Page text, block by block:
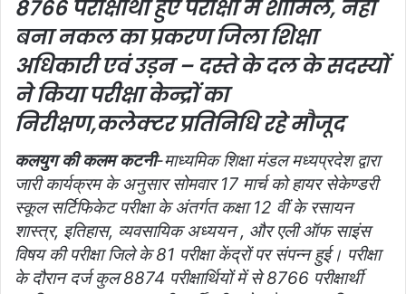
8766 परीक्षार्थी हुए परीक्षा में शामिल, नहीं
बना नकल का प्रकरणजिला शिक्षा
अधिकारी एवं उड़न – दस्ते के दल के सदस्यों
ने किया परीक्षा केन्द्रों का
निरीक्षण,कलेक्टर प्रतिनिधि रहे मौजूद
कलयुग की कलम कटनी-माध्यमिक शिक्षा मंडल मध्यप्रदेश द्वारा
जारी कार्यक्रम के अनुसार सोमवार 17 मार्च को हायर सेकेण्डरी
स्कूल सर्टिफिकेट परीक्षा के अंतर्गत कक्षा 12 वीं के रसायन
शास्त्र, इतिहास, व्यवसायिक अध्ययन , और एली ऑफ साइंस
विषय की परीक्षा जिले के 81 परीक्षा केंद्रों पर संपन्न हुई। परीक्षा
के दौरान दर्ज कुल 8874 परीक्षार्थियों में से 8766 परीक्षार्थी